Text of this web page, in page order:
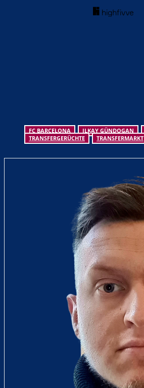
FC BARCELONA ILKAY GÜNDOGAN
TRANSFERGERÜCHTE
TRANSFERMARKT